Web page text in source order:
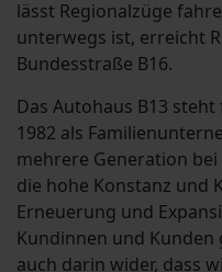
lässt Regionalzüge
unterwegs ist, erreicht
Bundesstraße B16.
Das Autohaus B13
1982 als
mehrere Generation
die hohe Konstanz und
Erneuerung und
Kundinnen und Kunden
auch darin wider, dass